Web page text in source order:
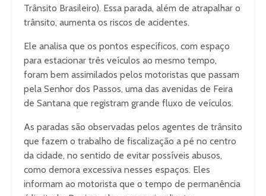
Trânsito Brasileiro). Essa parada, além de atrapalhar o
trânsito, aumenta os riscos de acidentes.
Ele analisa que os pontos específicos, com espaço
para estacionar três veículos ao mesmo tempo,
foram bem assimilados pelos motoristas que passam
pela Senhor dos Passos, uma das avenidas de Feira
de Santana que registram grande fluxo de veículos.
As paradas são observadas pelos agentes de trânsito
que fazem o trabalho de fiscalização a pé no centro
da cidade, no sentido de evitar possíveis abusos,
como demora excessiva nesses espaços. Eles
informam ao motorista que o tempo de permanência